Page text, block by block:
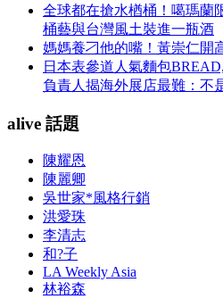
全球都在搶水楢桶！噶瑪蘭
桶藝與台灣風土裝進一瓶酒
媽媽養刁他的嘴！黃崇仁開
日本表參道人氣麵包
負責人揭海外展店最難：不
alive 話題
陳耀恩
陳麗卿
吳世家*風格行銷
洪愛珠
李清志
和?子
LA Weekly Asia
林裕森